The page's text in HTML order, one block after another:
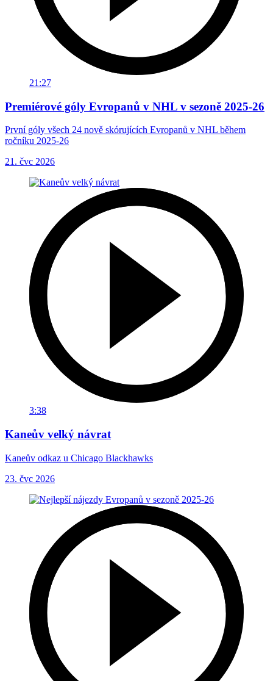
21:27
Premiérové góly Evropanů v NHL v sezoně 2025-26
První góly všech 24 nově skórujících Evropanů v NHL během
ročníku 2025-26
21. čvc 2026
3:38
Kaneův velký návrat
Kaneův odkaz u Chicago Blackhawks
23. čvc 2026